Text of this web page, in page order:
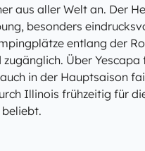
aus aller Welt an. Der
besonders
entlang der
Über
in der Hauptsaison
Illinois frühzeitig für